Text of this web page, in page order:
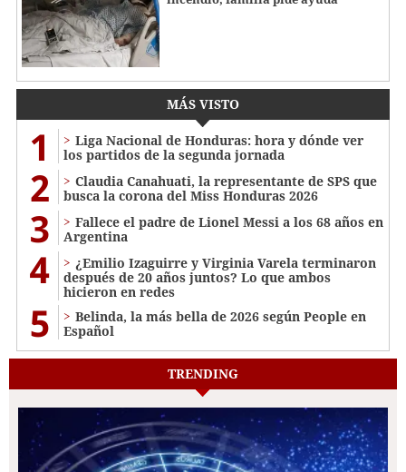
MÁS VISTO
1
Liga Nacional de Honduras: hora y dónde ver
los partidos de la segunda jornada
2
Claudia Canahuati, la representante de SPS que
busca la corona del Miss Honduras 2026
3
Fallece el padre de Lionel Messi a los 68 años en
Argentina
4
¿Emilio Izaguirre y Virginia Varela terminaron
después de 20 años juntos? Lo que ambos
hicieron en redes
5
Belinda, la más bella de 2026 según People en
Español
TRENDING